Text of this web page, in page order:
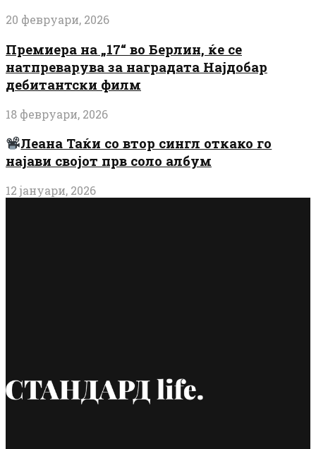
20 февруари, 2026
Премиера на „17“ во Берлин, ќе се
натпреварува за наградата Најдобар
дебитантски филм
18 февруари, 2026
Леана Таќи со втор сингл откако го
најави својот прв соло албум
12 јануари, 2026